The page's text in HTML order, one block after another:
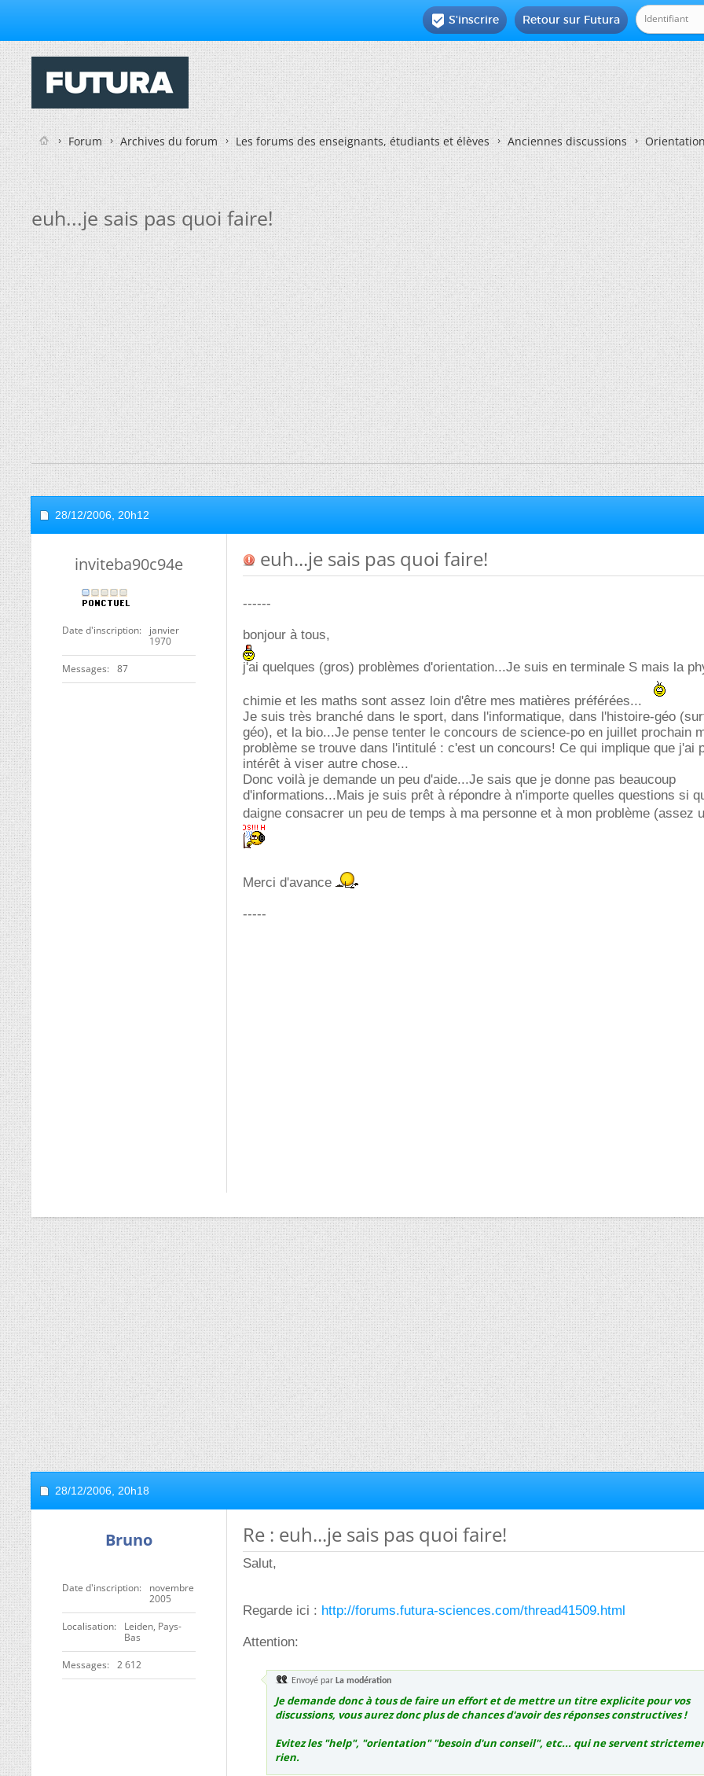
Retour sur Futura
 S'inscrire
Forum Archives du forum Les forums des enseignants, étudiants et élèves Anciennes discussions
euh...je sais pas quoi faire!
28/12/2006, 20h12
inviteba90c94e
Date d'inscription
janvier
1970
Messages 87
euh...je sais pas quoi faire!
------
bonjour à tous,
j'ai quelques (gros) problèmes d'orientation...Je suis en terminale S mais la
chimie et les maths sont assez loin d'être mes matières préférées...
Je suis très branché dans le sport, dans l'informatique, dans l'histoire-géo
géo), et la bio...Je pense tenter le concours de science-po en juillet prochain
problème se trouve dans l'intitulé : c'est un concours! Ce qui implique que j'ai
intérêt à viser autre chose...
Donc voilà je demande un peu d'aide...Je sais que je donne pas beaucoup
d'informations...Mais je suis prêt à répondre à n'importe quelles questions si
daigne consacrer un peu de temps à ma personne et à mon problème (assez
Merci d'avance
-----
28/12/2006, 20h18
Bruno
Date d'inscription
novembre
2005
Localisation
Leiden, Pays-
Bas
Messages 2 612
Re : euh...je sais pas quoi faire!
Salut,
Regarde ici : http://forums.futura-sciences.com/thread41509.html
Attention:
Envoyé par La modération
Je demande donc à tous de faire un effort et de mettre un titre explicite pour vos
discussions, vous aurez donc plus de chances d'avoir des réponses constructives !
Evitez les "help", "orientation" "besoin d'un conseil", etc... qui ne servent
rien.